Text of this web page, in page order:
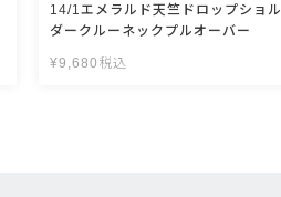
14/1エメラルド天竺ドロップショル
ダークルーネックプルオーバー
¥9,680 税込